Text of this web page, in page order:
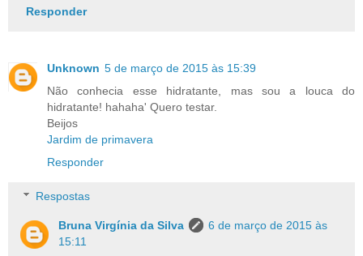
Responder
Unknown 5 de março de 2015 às 15:39
Não conhecia esse hidratante, mas sou a louca do
hidratante! hahaha' Quero testar.
Beijos
Jardim de primavera
Responder
Respostas
Bruna Virgínia da Silva
6 de março de 2015 às
15:11